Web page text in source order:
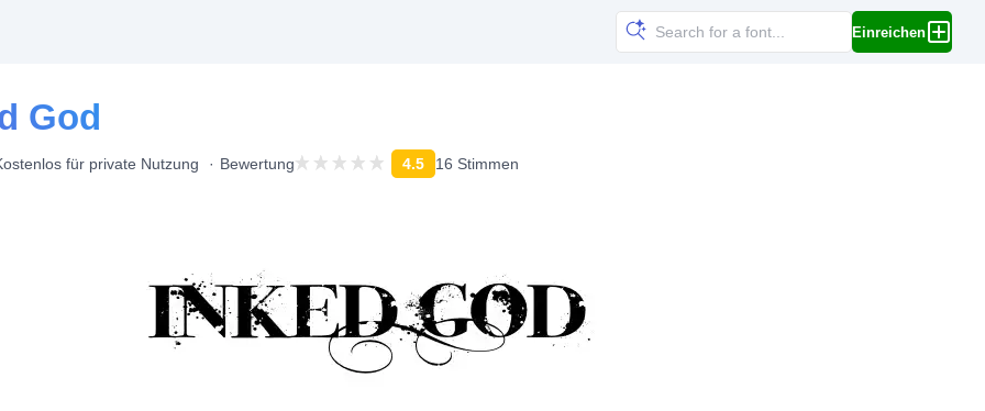
Einreichen
God
für private Nutzung Bewertung 4.5 16 Stimmen